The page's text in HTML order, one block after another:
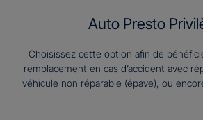
Auto Presto
Choisissez cette option afin de
remplacement en cas d’accident avec
véhicule non réparable (épave), ou